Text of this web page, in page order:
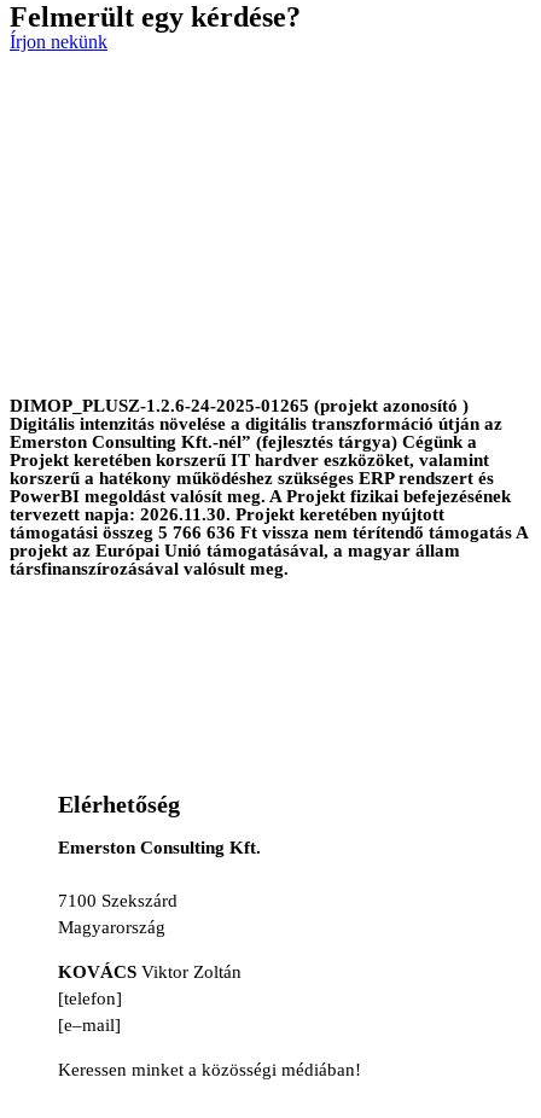
Felmerült egy kérdése?
Írjon nekünk
DIMOP_PLUSZ-1.2.6-24-2025-01265 (projekt azonosító )
Digitális intenzitás növelése a digitális transzformáció útján az
Emerston Consulting Kft.-nél” (fejlesztés tárgya) Cégünk a
Projekt keretében korszerű IT hardver eszközöket, valamint
korszerű a hatékony működéshez szükséges ERP rendszert és
PowerBI megoldást valósít meg. A Projekt fizikai befejezésének
tervezett napja: 2026.11.30. Projekt keretében nyújtott
támogatási összeg 5 766 636 Ft vissza nem térítendő támogatás A
projekt az Európai Unió támogatásával, a magyar állam
társfinanszírozásával valósult meg.
Elérhetőség
Emerston Consulting Kft.
7100 Szekszárd
Magyarország
KOVÁCS Viktor Zoltán
[telefon]
[e–mail]
Keressen minket a közösségi médiában!